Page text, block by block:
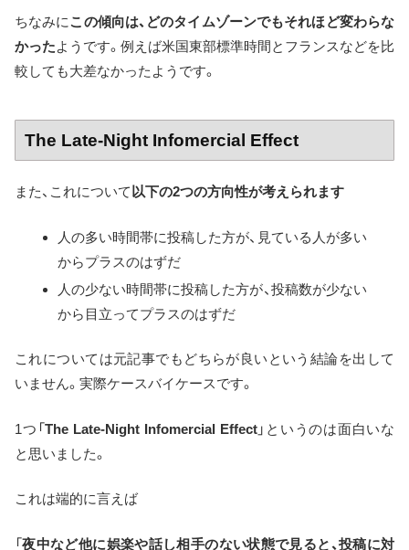
ちなみにこの傾向は、どのタイムゾーンでもそれほど変わらな
かったようです。例えば米国東部標準時間とフランスなどを比
較しても大差なかったようです。
The Late-Night Infomercial Effect
また、これについて以下の2つの方向性が考えられます
人の多い時間帯に投稿した方が、見ている人が多い
からプラスのはずだ
人の少ない時間帯に投稿した方が、投稿数が少ない
から目立ってプラスのはずだ
これについては元記事でもどちらが良いという結論を出して
いません。実際ケースバイケースです。
1つ「The Late-Night Infomercial Effect」というのは面白いな
と思いました。
これは端的に言えば
「夜中など他に娯楽や話し相手のない状態で見ると、投稿に対